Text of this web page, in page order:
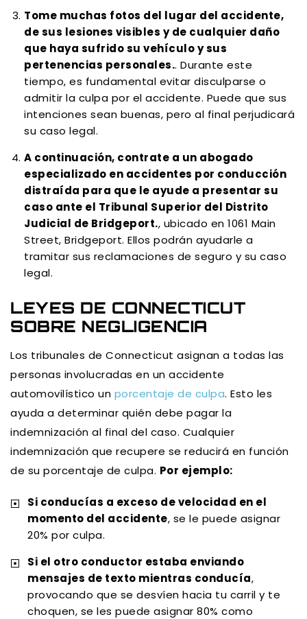
Tome muchas fotos del lugar del accidente,
de sus lesiones visibles y de cualquier daño
que haya sufrido su vehículo y sus
pertenencias personales.. Durante este
tiempo, es fundamental evitar disculparse o
admitir la culpa por el accidente. Puede que sus
intenciones sean buenas, pero al final perjudicará
su caso legal.
A continuación, contrate a un abogado
especializado en accidentes por conducción
distraída para que le ayude a presentar su
caso ante el Tribunal Superior del Distrito
Judicial de Bridgeport., ubicado en 1061 Main
Street, Bridgeport. Ellos podrán ayudarle a
tramitar sus reclamaciones de seguro y su caso
legal.
LEYES DE CONNECTICUT
SOBRE NEGLIGENCIA
Los tribunales de Connecticut asignan a todas las
personas involucradas en un accidente
automovilístico un porcentaje de culpa. Esto les
ayuda a determinar quién debe pagar la
indemnización al final del caso. Cualquier
indemnización que recupere se reducirá en función
de su porcentaje de culpa. Por ejemplo:
Si conducías a exceso de velocidad en el
momento del accidente, se le puede asignar
20% por culpa.
Si el otro conductor estaba enviando
mensajes de texto mientras conducía,
provocando que se desvíen hacia tu carril y te
choquen, se les puede asignar 80% como